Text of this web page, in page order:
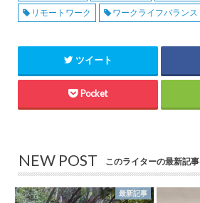
リモートワーク ワークライフバランス
ツイート
Pocket
NEW POST このライターの最新記事
最新記事